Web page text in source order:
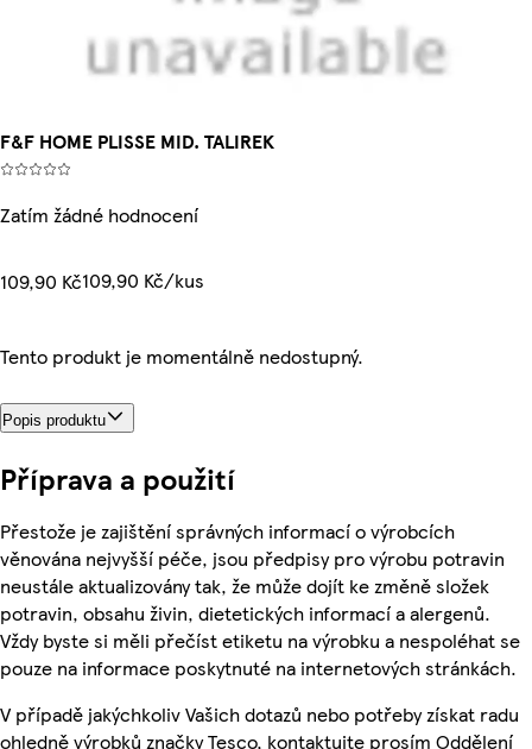
F&F HOME PLISSE MID. TALIREK
Zatím žádné hodnocení
109,90 Kč109,90 Kč/kus
Tento produkt je momentálně nedostupný.
Popis produktu
Příprava a použití
Přestože je zajištění správných informací o výrobcích
věnována nejvyšší péče, jsou předpisy pro výrobu potravin
neustále aktualizovány tak, že může dojít ke změně složek
potravin, obsahu živin, dietetických informací a alergenů.
Vždy byste si měli přečíst etiketu na výrobku a nespoléhat se
pouze na informace poskytnuté na internetových stránkách.
V případě jakýchkoliv Vašich dotazů nebo potřeby získat radu
ohledně výrobků značky Tesco, kontaktujte prosím Oddělení